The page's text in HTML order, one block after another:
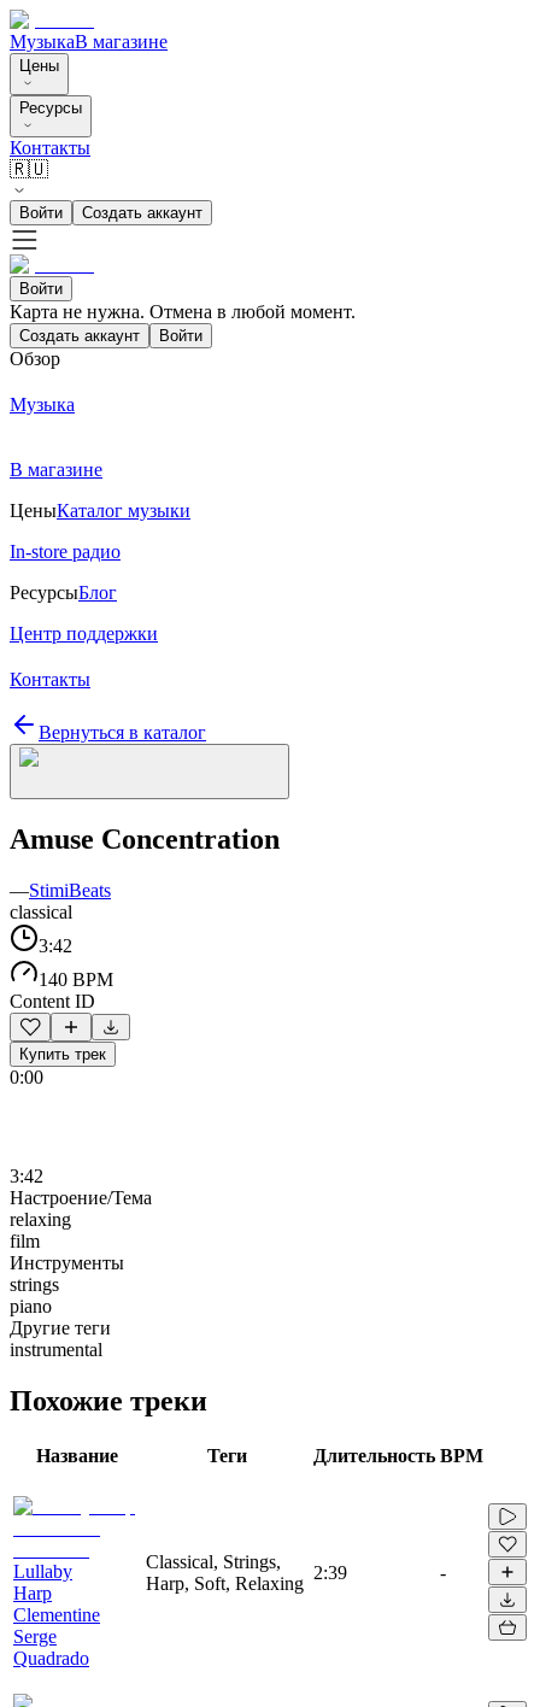
МузыкаВ магазине
Цены
Ресурсы
Контакты
🇷🇺
Войти Создать аккаунт
Войти
Карта не нужна. Отмена в любой момент.
Создать аккаунт Войти
Обзор
Музыка
В магазине
ЦеныКаталог музыки
In-store радио
РесурсыБлог
Центр поддержки
Контакты
Вернуться в каталог
Amuse Concentration
—StimiBeats
classical
3:42
140 BPM
Content ID
Купить трек
0:00
3:42
Настроение/Тема
relaxing
film
Инструменты
strings
piano
Другие теги
instrumental
Похожие треки
Название Теги Длительность BPM
Lullaby
Harp
Clementine
Serge
Quadrado
Classical, Strings,
Harp, Soft, Relaxing
2:39 -